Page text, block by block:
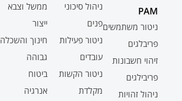
PAM
ניטור משתמשים
פריבלגים
זיהוי חשבונות
פריבילגים
ניהול זהויות
ניהול סיכוני
פנים
ניטור פעילות
עובדים
ניטור הקשות
מקלדת
ממשל וצבא
ייצור
חינוך והשכלה
גבוהה
ביטוח
אנרגיה